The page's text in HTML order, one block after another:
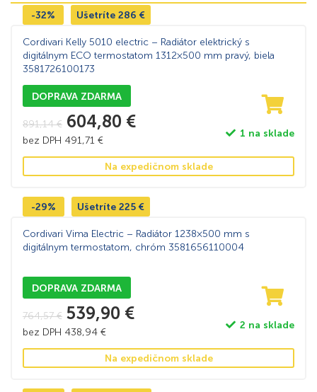
-32% Ušetríte 286 €
Cordivari Kelly 5010 electric – Radiátor elektrický s
digitálnym ECO termostatom 1312×500 mm pravý, biela
3581726100173
DOPRAVA ZDARMA
891,14€ 604,80 €
bez DPH 491,71 €
1 na sklade
Na expedičnom sklade
-29% Ušetríte 225 €
Cordivari Vima Electric – Radiátor 1238×500 mm s
digitálnym termostatom, chróm 3581656110004
DOPRAVA ZDARMA
764,57€ 539,90 €
bez DPH 438,94 €
2 na sklade
Na expedičnom sklade